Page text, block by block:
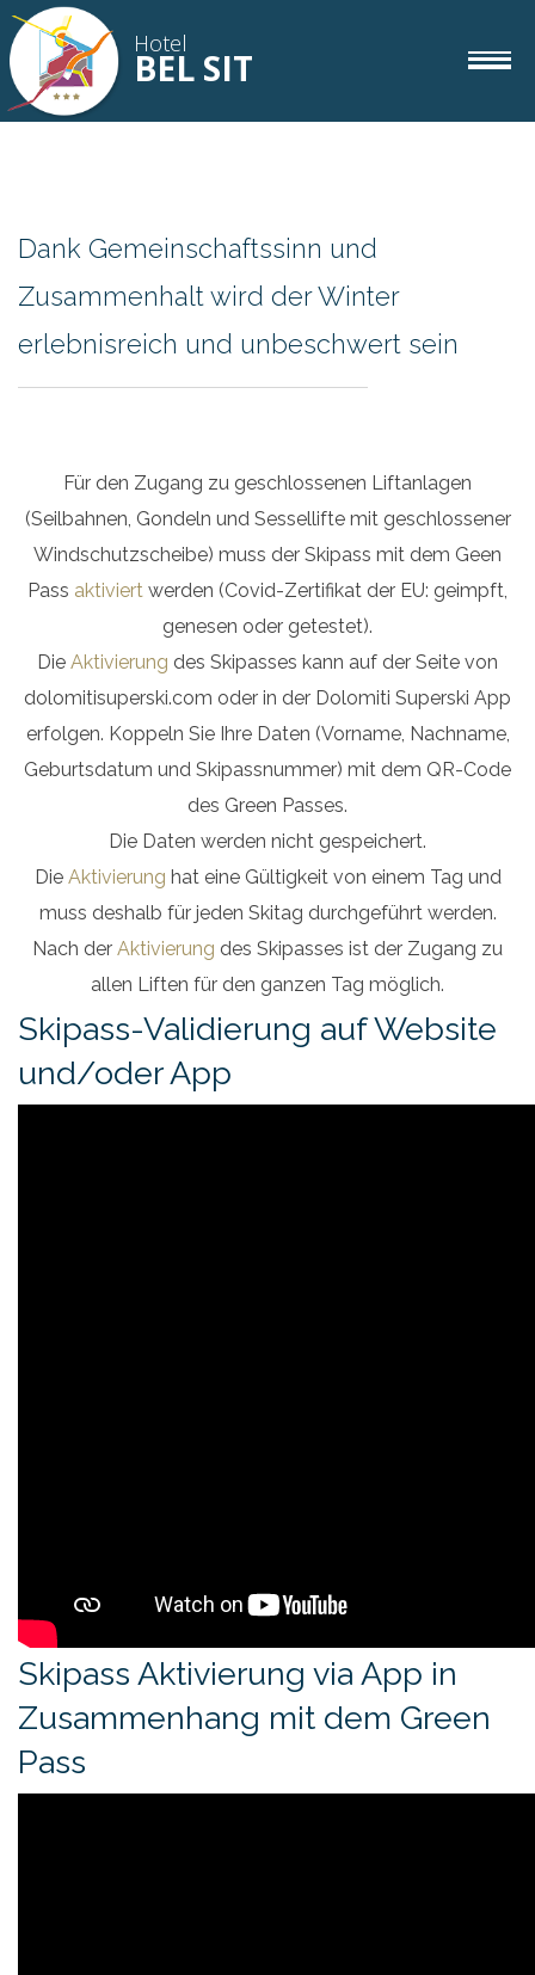
Hotel
BEL SIT
Gourmet
Angebote
Dank Gemeinschaftssinn und
Zusammenhalt wird der Winter
erlebnisreich und unbeschwert sein
Für den Zugang zu geschlossenen Liftanlagen
(Seilbahnen, Gondeln und Sessellifte mit geschlossener
Windschutzscheibe) muss der Skipass mit dem Geen
Pass aktiviert werden (Covid-Zertifikat der EU: geimpft,
genesen oder getestet).
Die Aktivierung des Skipasses kann auf der Seite von
dolomitisuperski.com oder in der Dolomiti Superski App
erfolgen. Koppeln Sie Ihre Daten (Vorname, Nachname,
Geburtsdatum und Skipassnummer) mit dem QR-Code
des Green Passes.
Die Daten werden nicht gespeichert.
Die Aktivierung hat eine Gültigkeit von einem Tag und
muss deshalb für jeden Skitag durchgeführt werden.
Nach der Aktivierung des Skipasses ist der Zugang zu
allen Liften für den ganzen Tag möglich.
Skipass-Validierung auf Website
und/oder App
Skipass Aktivierung via App in
Zusammenhang mit dem Green
Pass